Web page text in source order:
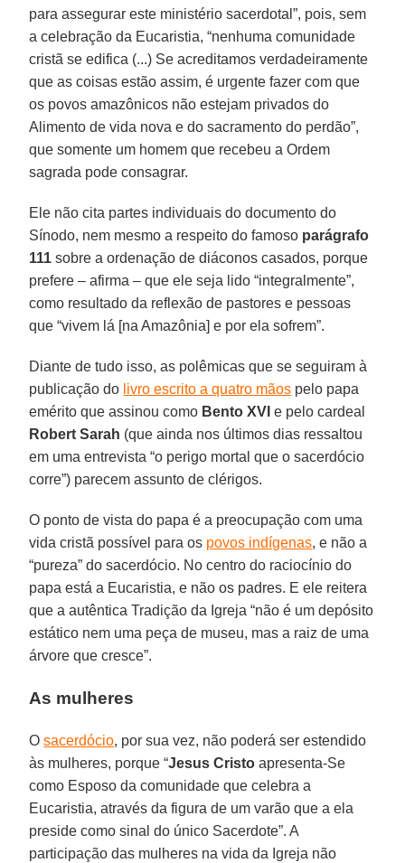
para assegurar este ministério sacerdotal”, pois, sem
a celebração da Eucaristia, “nenhuma comunidade
cristã se edifica (...) Se acreditamos verdadeiramente
que as coisas estão assim, é urgente fazer com que
os povos amazônicos não estejam privados do
Alimento de vida nova e do sacramento do perdão”,
que somente um homem que recebeu a Ordem
sagrada pode consagrar.
Ele não cita partes individuais do documento do
Sínodo, nem mesmo a respeito do famoso parágrafo
111 sobre a ordenação de diáconos casados, porque
prefere – afirma – que ele seja lido “integralmente”,
como resultado da reflexão de pastores e pessoas
que “vivem lá [na Amazônia] e por ela sofrem”.
Diante de tudo isso, as polêmicas que se seguiram à
publicação do livro escrito a quatro mãos pelo papa
emérito que assinou como Bento XVI e pelo cardeal
Robert Sarah (que ainda nos últimos dias ressaltou
em uma entrevista “o perigo mortal que o sacerdócio
corre”) parecem assunto de clérigos.
O ponto de vista do papa é a preocupação com uma
vida cristã possível para os povos indígenas, e não a
“pureza” do sacerdócio. No centro do raciocínio do
papa está a Eucaristia, e não os padres. E ele reitera
que a autêntica Tradição da Igreja “não é um depósito
estático nem uma peça de museu, mas a raiz de uma
árvore que cresce”.
As mulheres
Osacerdócio, por sua vez, não poderá ser estendido
às mulheres, porque “Jesus Cristo apresenta-Se
como Esposo da comunidade que celebra a
Eucaristia, através da figura de um varão que a ela
preside como sinal do único Sacerdote”. A
participação das mulheres na vida da Igreja não